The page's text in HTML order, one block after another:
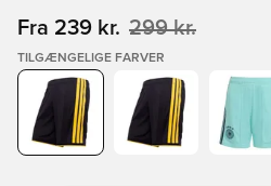
Fra 239 kr. 299 kr.
TILGÆNGELIGE FARVER